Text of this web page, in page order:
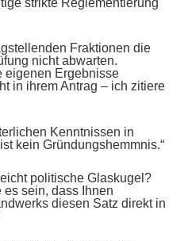
Fraktionen die
nicht abwarten.
eigenen Ergebnisse
in ihrem Antrag – ich zitiere
Kenntnissen in
kein Gründungshemmnis.“
politische Glaskugel?
es sein, dass Ihnen
diesen Satz direkt in